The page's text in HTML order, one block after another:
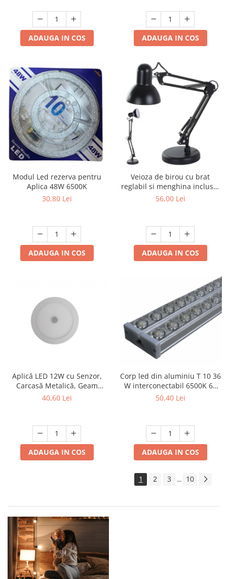
ADAUGA IN COS ADAUGA IN COS
Modul Led rezerva pentru
Aplica 48W 6500K
30,80 Lei
ADAUGA IN COS
Veioza de birou cu brat
reglabil si menghina inclusa,
model MT-811
56,00 Lei
ADAUGA IN COS
Aplică LED 12W cu Senzor,
Carcasă Metalică, Geam
Sticlă, Ø160mm, 6500K
40,60 Lei
ADAUGA IN COS
Corp led din aluminiu T 10 36
W interconectabil 6500K 60
cm
50,40 Lei
ADAUGA IN COS
1 2 3 ... 10